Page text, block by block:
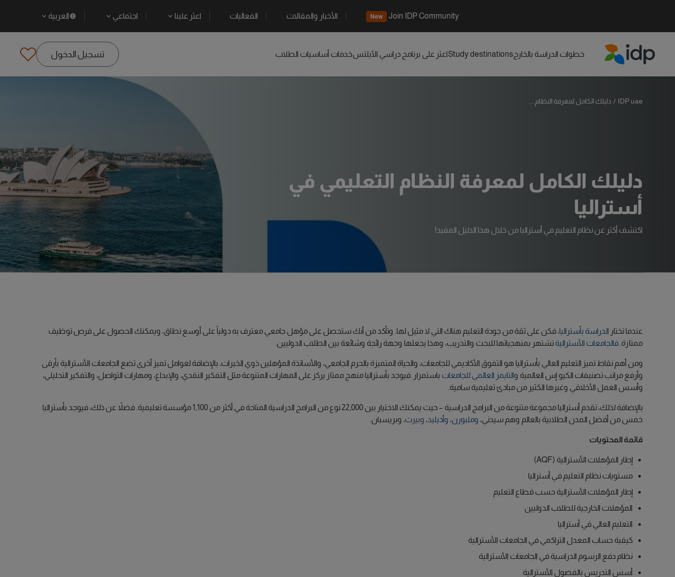
Join IDP Community
New الأخبار والمقالات الفعاليات اعثر علينا اجتماعي العربية
خطوات الدراسة بالخارج Study destinationsاعثر على برنامج دراسي الآيلتسخدمات أساسيات الطلاب تسجيل الدخول
IDP uae
/ دليلك الكامل لمعرفة النظام ...
دليلك الكامل لمعرفة النظام التعليمي في
أستراليا
اكتشف أكثر عن نظام التعليم في أستراليا من خلال هذا الدليل المفيد!
عندما تختار الدراسة بأستراليا، فكن على ثقة من جودة التعليم هناك التي لا مثيل لها. وتأكد من أنك ستحصل على مؤهل جامعي معترف به دولياً على أوسع نطاق، ويمكنك الحصول على فرص توظيف
ممتازة. فالجامعات الأسترالية تشتهر بمنهجياتها للبحث والتدريب، وهذا يجعلها وجهة رائجة وشائعة بين الطلاب الدوليين.
ومن أهم نقاط تميز التعليم العالي بأستراليا هو التفوق الأكاديمي للجامعات، والحياة المتميزة بالحرم الجامعي، والأساتذة المؤهلين ذوي الخبرات، بالإضافة لعوامل تميز أخرى تضع الجامعات الأسترالية بأرقى
وأرفع مراتب تصنيفات الكيو إس العالمية والتايمز العالمي للجامعات باستمرار. فيوجد بأستراليا منهج ممتاز يركز على المهارات المتنوعة مثل التفكير النقدي، والإبداع، ومهارات التواصل، والتفكير التحليلي،
وأسس العمل الأخلاقي وغيرها الكثير من مبادئ تعليمية سامية.
بالإضافة لذلك، تقدم أستراليا مجموعة متنوعة من البرامج الدراسية – حيث يمكنك الاختيار بين 22,000 نوع من البرامج الدراسية المتاحة في أكثر من 1,100 مؤسسة تعليمية. فضلاً عن ذلك، فيوجد بأستراليا
خمس من أفضل المدن الطلابية بالعالم وهم سيدني، وملبورن، وأديليد، وبيرث، وبريسبان.
قائمة المحتويات
إطار المؤهلات الأسترالية (AQF)
مستويات نظام التعليم في أستراليا
إطار المؤهلات الأسترالية حسب قطاع التعليم
المؤهلات الخارجية للطلاب الدوليين
التعليم العالي في أستراليا
كيفية حساب المعدل التراكمي في الجامعات الأسترالية
نظام دفع الرسوم الدراسية في الجامعات الأسترالية
أسس التدريس بالفصول الأسترالية